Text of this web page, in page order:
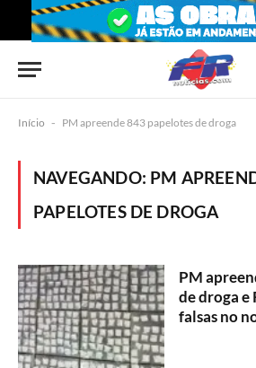
Início - PM apreende 843 papelotes de droga
NAVEGANDO: PM
PAPELOTES DE DROGA
PM
de droga e
falsas no